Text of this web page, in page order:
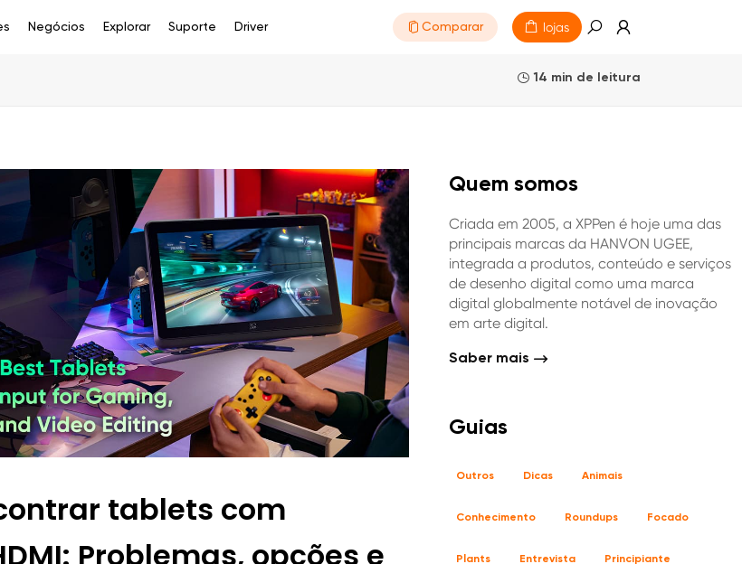
Negócios Explorar Suporte Driver Comparar lojas
14 min de leitura
tablets com
Problemas, opções e
Quem somos
Criada em 2005, a XPPen é hoje uma das
principais marcas da HANVON UGEE,
integrada a produtos, conteúdo e serviços
de desenho digital como uma marca
digital globalmente notável de inovação
em arte digital.
Saber mais
Guias
Outros Dicas Animais
Conhecimento Roundups Focado
Plants Entrevista Principiante